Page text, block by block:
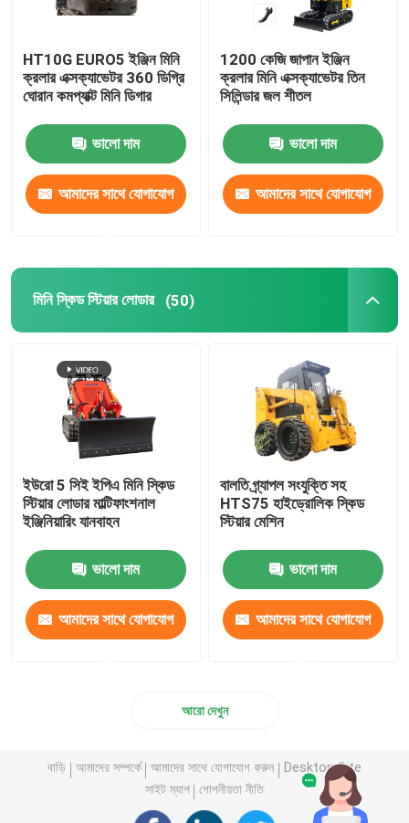
HT10G EURO5 ইঞ্জিন মিনি
ক্রলার এক্সক্যাভেটর 360 ডিগ্রি
ঘোরান কমপ্যাক্ট মিনি ডিগার
ভালো দাম
আমাদের সাথে যোগাযোগ
1200 কেজি জাপান ইঞ্জিন
ক্রলার মিনি এক্সক্যাভেটর তিন
সিলিন্ডার জল শীতল
ভালো দাম
আমাদের সাথে যোগাযোগ
মিনি স্কিড স্টিয়ার লোডার (50)
ইউরো 5 সিই ইপিএ মিনি স্কিড
স্টিয়ার লোডার মাল্টিফাংশনাল
ইঞ্জিনিয়ারিং যানবাহন
ভালো দাম
আমাদের সাথে যোগাযোগ
বালতি গ্র্যাপল সংযুক্তি সহ
HTS75 হাইড্রোলিক স্কিড
স্টিয়ার মেশিন
ভালো দাম
আমাদের সাথে যোগাযোগ
আরো দেখুন
বাড়ি আমাদের সম্পর্কে আমাদের সাথে যোগাযোগ করুন
Desktop Site
সাইট ম্যাপ
গোপনীয়তা নীতি